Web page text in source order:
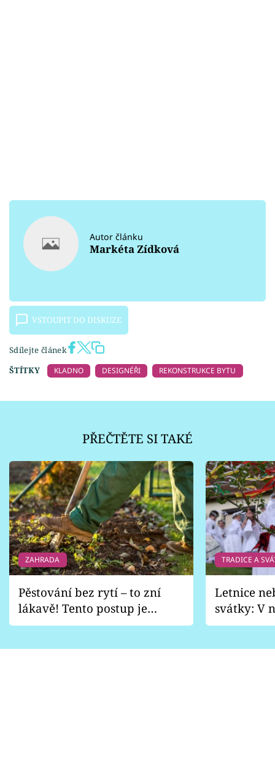
Autor článku
Markéta Zídková
VSTOUPIT DO DISKUZE
Sdílejte článek
ŠTÍTKY
KLADNO DESIGNÉŘI REKONSTRUKCE BYTU
PŘEČTĚTE SI TAKÉ
ZAHRADA
Pěstování bez rytí – to zní
lákavě! Tento postup je
vhodný jen pro některé
TRADICE A
Letnice
svátky: V
pondělí